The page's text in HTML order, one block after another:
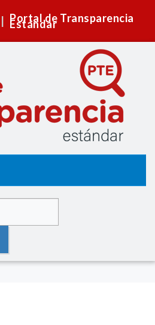
Portal de Transparencia
Estándar